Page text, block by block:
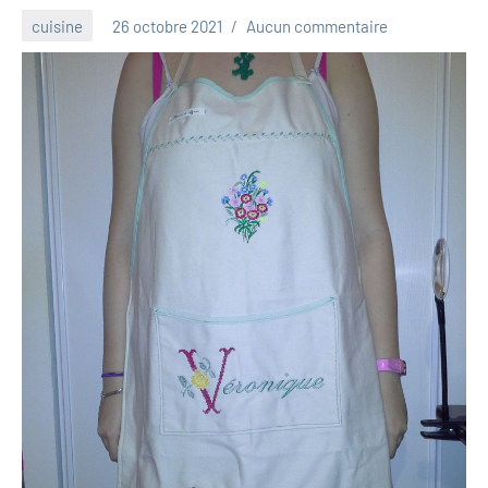
cuisine 26 octobre 2021 Aucun commentaire